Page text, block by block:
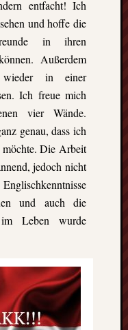
entfacht! Ich
und hoffe die
in ihren
Außerdem
in einer
Ich freue mich
vier Wände.
genau, dass ich
Die Arbeit
jedoch nicht
und auch die
im Leben wurde